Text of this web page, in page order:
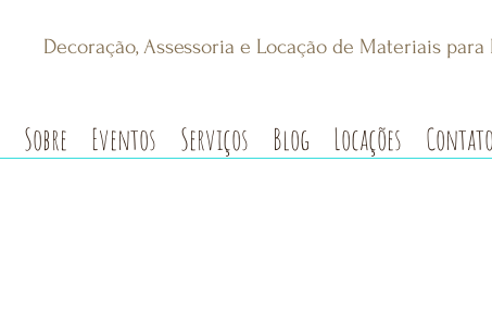
Decoração, Assessoria e Locação de Materiais para
Sobre Eventos Serviços Blog Locações Contato